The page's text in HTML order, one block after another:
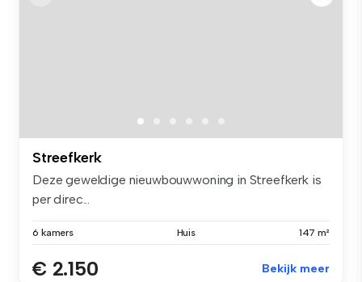
Streefkerk
Deze geweldige nieuwbouwwoning in Streefkerk is
per direc...
6 kamers Huis 147 m²
€ 2.150 Bekijk meer